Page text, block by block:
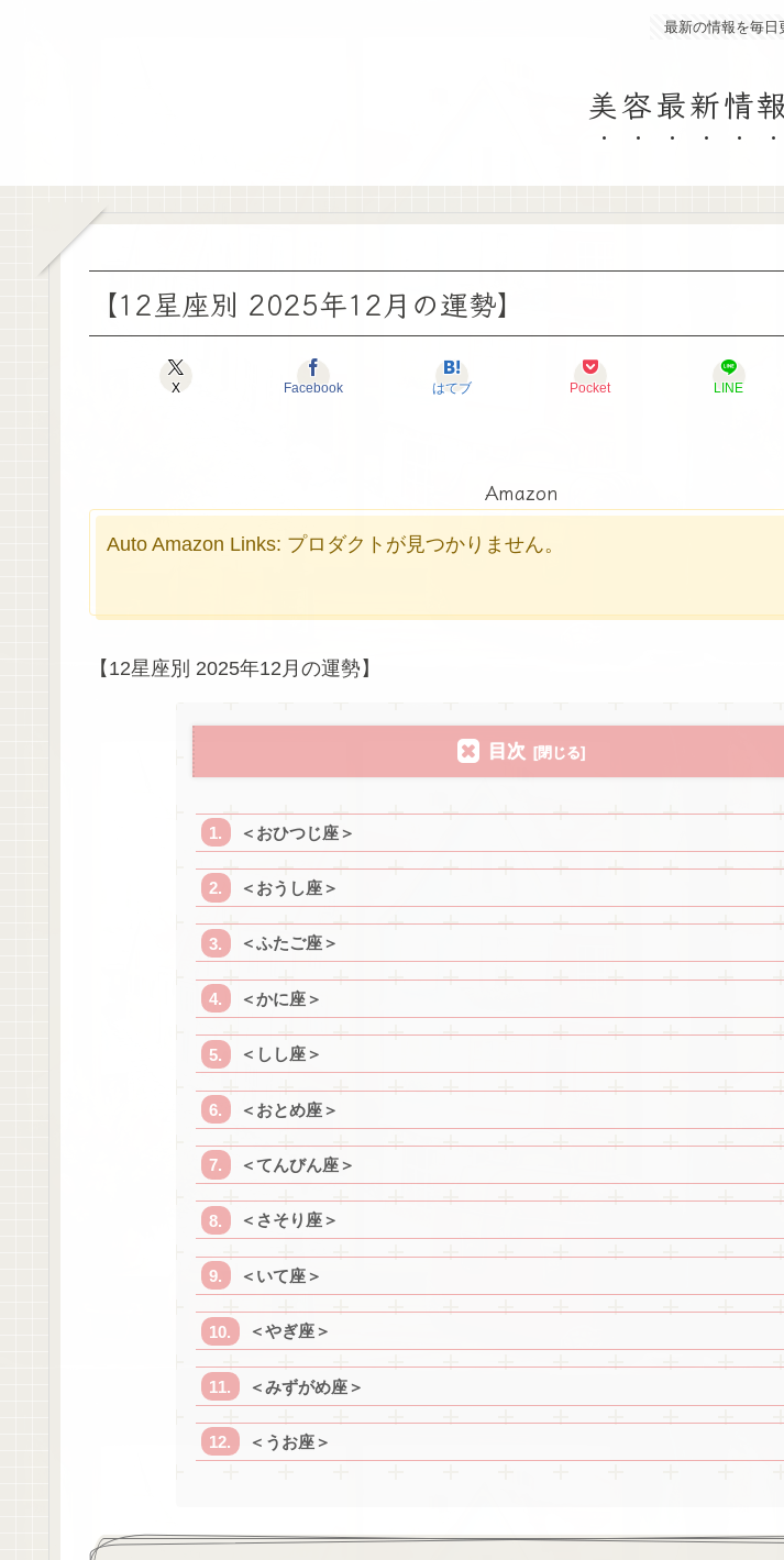
最新の情報を毎日
美容最新情
【12星座別 2025年12月の運勢】
X Facebook はてブ Pocket LINE
Amazon
Auto Amazon Links: プロダクトが見つかりません。
【12星座別 2025年12月の運勢】
目次
＜おひつじ座＞
＜おうし座＞
＜ふたご座＞
＜かに座＞
＜しし座＞
＜おとめ座＞
＜てんびん座＞
＜さそり座＞
＜いて座＞
＜やぎ座＞
＜みずがめ座＞
＜うお座＞